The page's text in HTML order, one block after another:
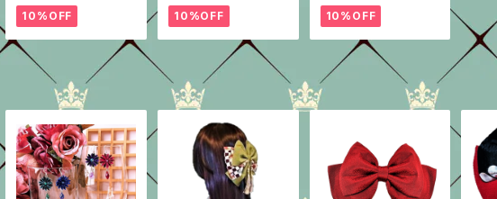
10%OFF 10%OFF 10%OFF